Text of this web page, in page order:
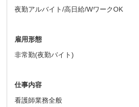
夜勤アルバイト/高日給/WワークOK
雇用形態
非常勤(夜勤バイト)
仕事内容
看護師業務全般